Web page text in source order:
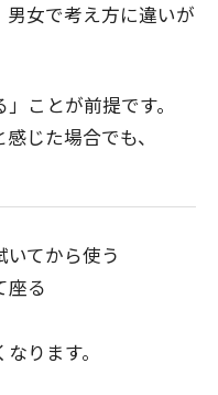
女で考え方に違いが
ことが前提です。
じた場合でも、
いてから使う
座る
ります。